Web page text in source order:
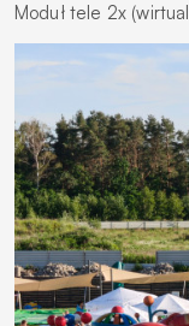
Moduł tele 2x